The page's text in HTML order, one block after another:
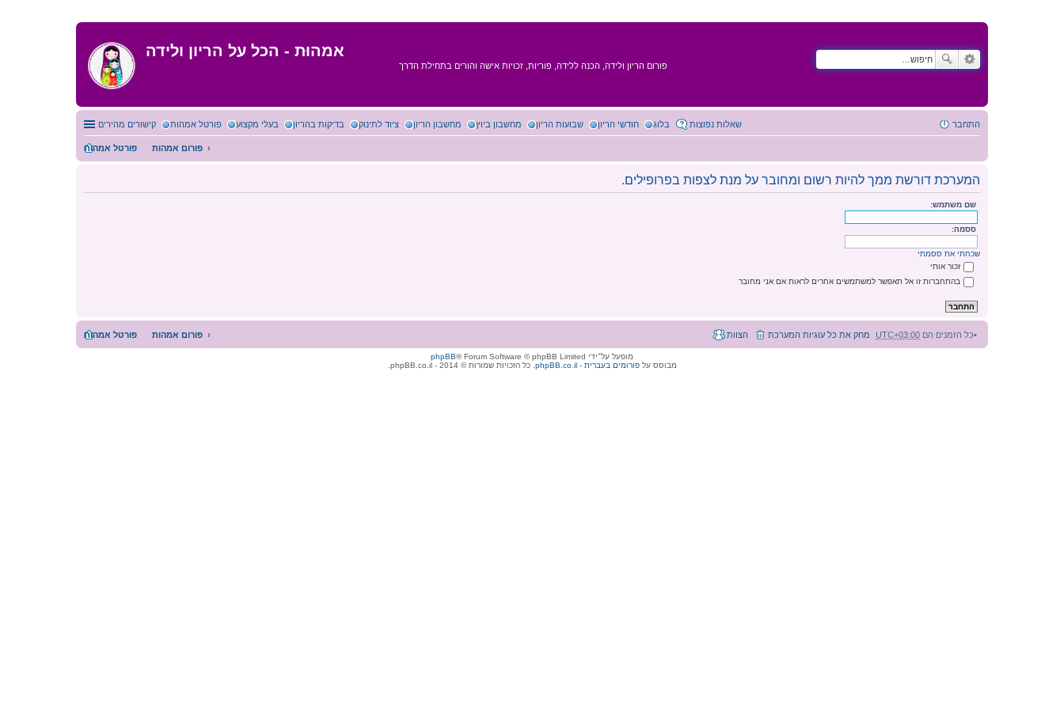
אמהוּת - הכל על הריון ולידה
פורום הריון ולידה, הכנה ללידה, פוריות, זכויות אישה והורים בתחילת הדרך
קישורים מהירים פורטל אמהות בעלי מקצוע בדיקות בהריון ציוד לתינוק מחשבון הריון מחשבון ביוץ שבועות הריון חודשי הריון בלוג שאלות נפוצות התחבר
פורטל אמהות פורום אמהות
המערכת דורשת ממך להיות רשום ומחובר על מנת לצפות בפרופילים.
שם משתמש:
ססמה:
שכחתי את ססמתי
זכור אותי
בהתחברות זו אל תאפשר למשתמשים אחרים לראות אם אני מחובר
פורטל אמהות פורום אמהות כל הזמנים הם UTC+03:00 מחק את כל עוגיות המערכת הצוות
מופעל על־ידי phpBB® Forum Software © phpBB Limited
מבוסס עלphpBB.co.il - פורומים בעברית . כל הזכויות שמורות © 2014 - phpBB.co.il.